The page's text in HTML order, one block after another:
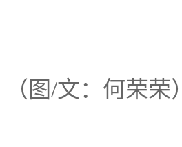
（图/文：何荣荣）